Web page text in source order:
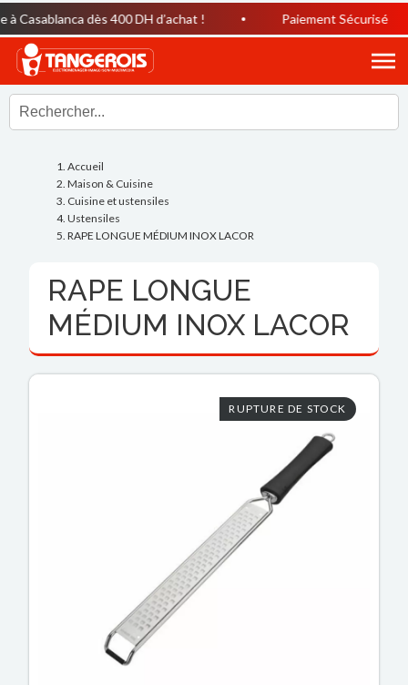
dès 400 DH d’achat ! Paiement Sécurisé
Accueil
Maison & Cuisine
Cuisine et ustensiles
Ustensiles
RAPE LONGUE MÉDIUM INOX LACOR
RAPE LONGUE
MÉDIUM INOX LACOR
RUPTURE DE STOCK